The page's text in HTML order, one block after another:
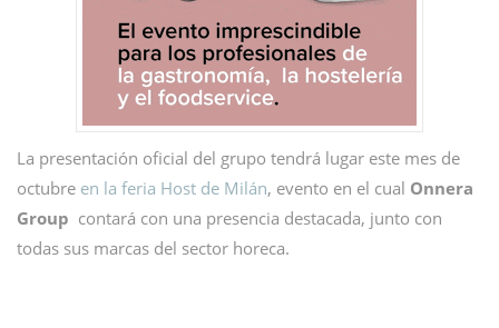
La presentación oficial del grupo tendrá lugar este mes de
octubre en la feria Host de Milán, evento en el cual Onnera
Group contará con una presencia destacada, junto con
todas sus marcas del sector horeca.